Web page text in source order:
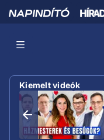
Kiemelt videók